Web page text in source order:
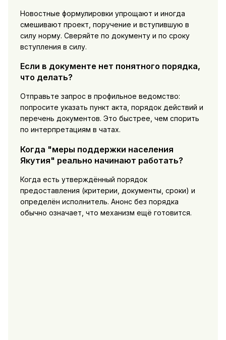
Новостные формулировки упрощают и иногда
смешивают проект, поручение и вступившую в
силу норму. Сверяйте по документу и по сроку
вступления в силу.
Если в документе нет понятного порядка,
что делать?
Отправьте запрос в профильное ведомство:
попросите указать пункт акта, порядок действий и
перечень документов. Это быстрее, чем спорить
по интерпретациям в чатах.
Когда "меры поддержки населения
Якутия" реально начинают работать?
Когда есть утверждённый порядок
предоставления (критерии, документы, сроки) и
определён исполнитель. Анонс без порядка
обычно означает, что механизм ещё готовится.